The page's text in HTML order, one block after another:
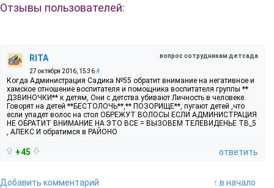
Отзывы пользователей:
вопрос сотрудникам детсада
RITA
27 октября 2016, 15:36#
Когда Администрация Садика №55 обратит внимание на негативное и
хамское отношение воспитателя и помощника воспитателя группы **
ДЗВИНОЧКИ** к детям, Они с детства убивают Личность в человеке.
Говорят на детей **БЕСТОЛОЧЬ**,** ПОЗОРИЩЕ**, пугают детей ,что
если упадет волос на стол ОБРЕЖУТ ВОЛОСЫ ЕСЛИ АДМИНИСТРАЦИЯ
НЕ ОБРАТИТ ВНИМАНИЕ НА ЭТО ВСЕ = ВЫЗОВЕМ ТЕЛЕВИДЕНЬЕ ТВ_5
, АЛЕКС И обратимся в РАЙОНО
+45 ответить
Добавить комментарий ↑ в начало